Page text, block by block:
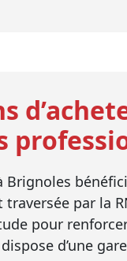
Brignoles
par la
pour
d’une